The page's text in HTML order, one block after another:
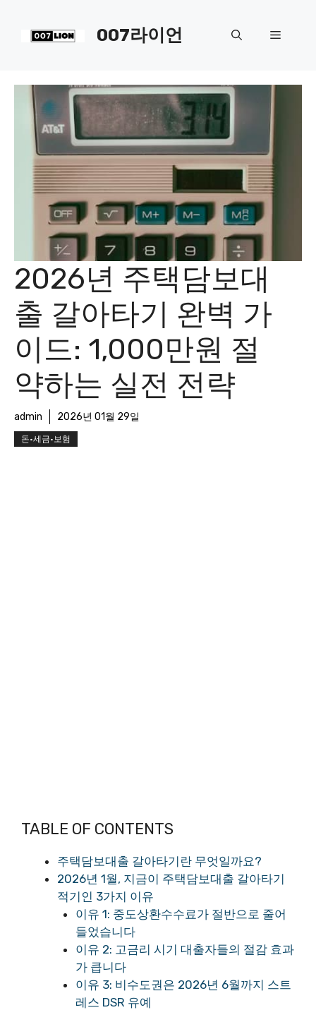
007라이언 메
2026년 주택담보대
출 갈아타기 완벽 가
이드: 1,000만원 절
약하는 실전 전략
admin 2026년 01월 29일
돈·세금·보험
TABLE OF CONTENTS
주택담보대출 갈아타기란 무엇일까요?
2026년 1월, 지금이 주택담보대출 갈아타기
적기인 3가지 이유
이유 1: 중도상환수수료가 절반으로 줄어
들었습니다
이유 2: 고금리 시기 대출자들의 절감 효과
가 큽니다
이유 3: 비수도권은 2026년 6월까지 스트
레스 DSR 유예